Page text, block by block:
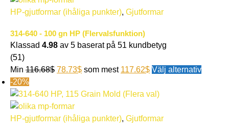
HP-gjutformar (ihåliga punkter), Gjutformar
314-640 - 100 gn HP (Flervalsfunktion)
Klassad 4.98 av 5 baserat på 51 kundbetyg
(51)
Min 116.68$ 78.73$ som mest 117.62$ Välj alternativ
-20%
HP-gjutformar (ihåliga punkter), Gjutformar